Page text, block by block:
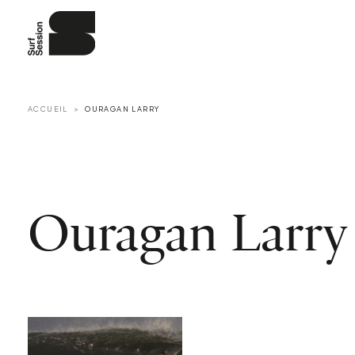
ACCUEIL OURAGAN LARRY
Ouragan Larry